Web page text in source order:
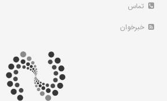
تماس
خبرخوان